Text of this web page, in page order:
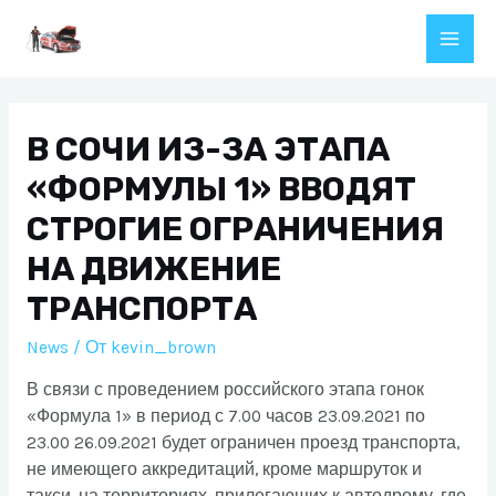
Main
В СОЧИ ИЗ-ЗА ЭТАПА
«ФОРМУЛЫ 1» ВВОДЯТ
СТРОГИЕ ОГРАНИЧЕНИЯ
НА ДВИЖЕНИЕ
ТРАНСПОРТА
News / От kevin_brown
В связи с проведением российского этапа гонок
«Формула 1» в период с 7.00 часов 23.09.2021 по
23.00 26.09.2021 будет ограничен проезд транспорта,
не имеющего аккредитаций, кроме маршруток и